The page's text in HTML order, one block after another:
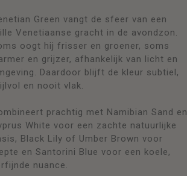
Green vangt de sfeer van een
Venetiaanse gracht in de avondzon.
oogt hij frisser en groener, soms
en grijzer, afhankelijk van licht en
Daardoor blijft de kleur subtiel,
en nooit vlak.
prachtig met Namibian Sand en
White voor een zachte natuurlijke
Black Lily of Umber Brown voor
en Santorini Blue voor een koele,
nuance.